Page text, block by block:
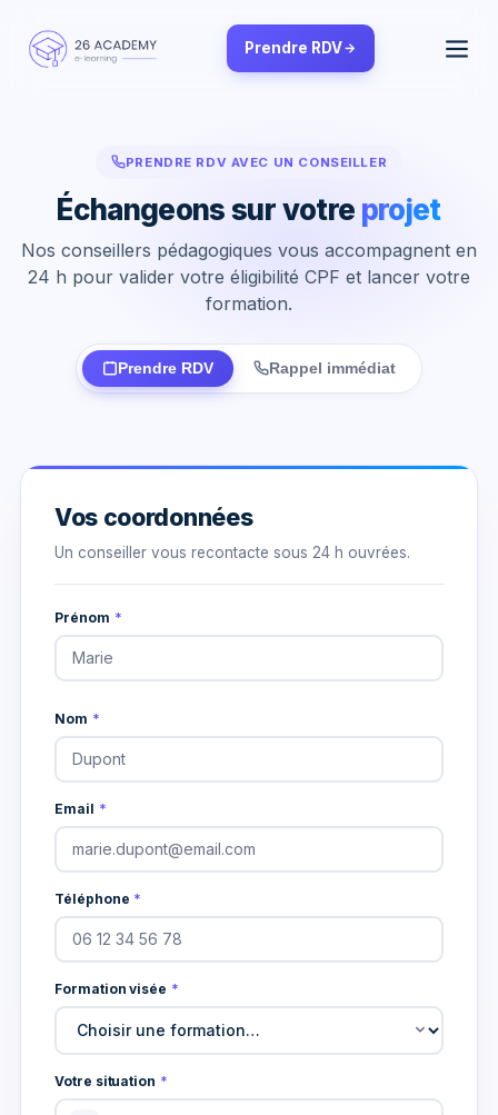
Prendre RDV
PRENDRE RDV AVEC UN CONSEILLER
Échangeons sur votre projet
Nos conseillers pédagogiques vous accompagnent en
24 h pour valider votre éligibilité CPF et lancer votre
formation.
Prendre RDV Rappel immédiat
Vos coordonnées
Un conseiller vous recontacte sous 24 h ouvrées.
Prénom *
Nom *
Email *
Téléphone *
Formation visée *
Votre situation *